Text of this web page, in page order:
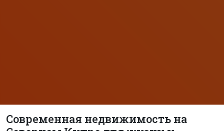
Современная недвижимость на